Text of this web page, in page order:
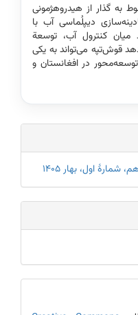
به گذار از هیدروهژمونی
دیپلُماسی آب با
کنترول آب، توسعة
قوش‌تپه می‌تواند به یکی
در افغانستان و